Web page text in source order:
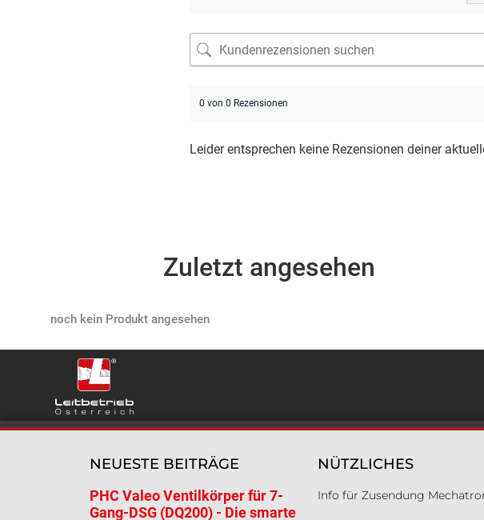
0 von 0 Rezensionen
Leider entsprechen keine Rezensionen deiner
Zuletzt angesehen
Products not found
NEUESTE BEITRÄGE
PHC Valeo Ventilkörper für 7-
Gang-DSG (DQ200) - Die smarte
NÜTZLICHES
Info für Zusendung